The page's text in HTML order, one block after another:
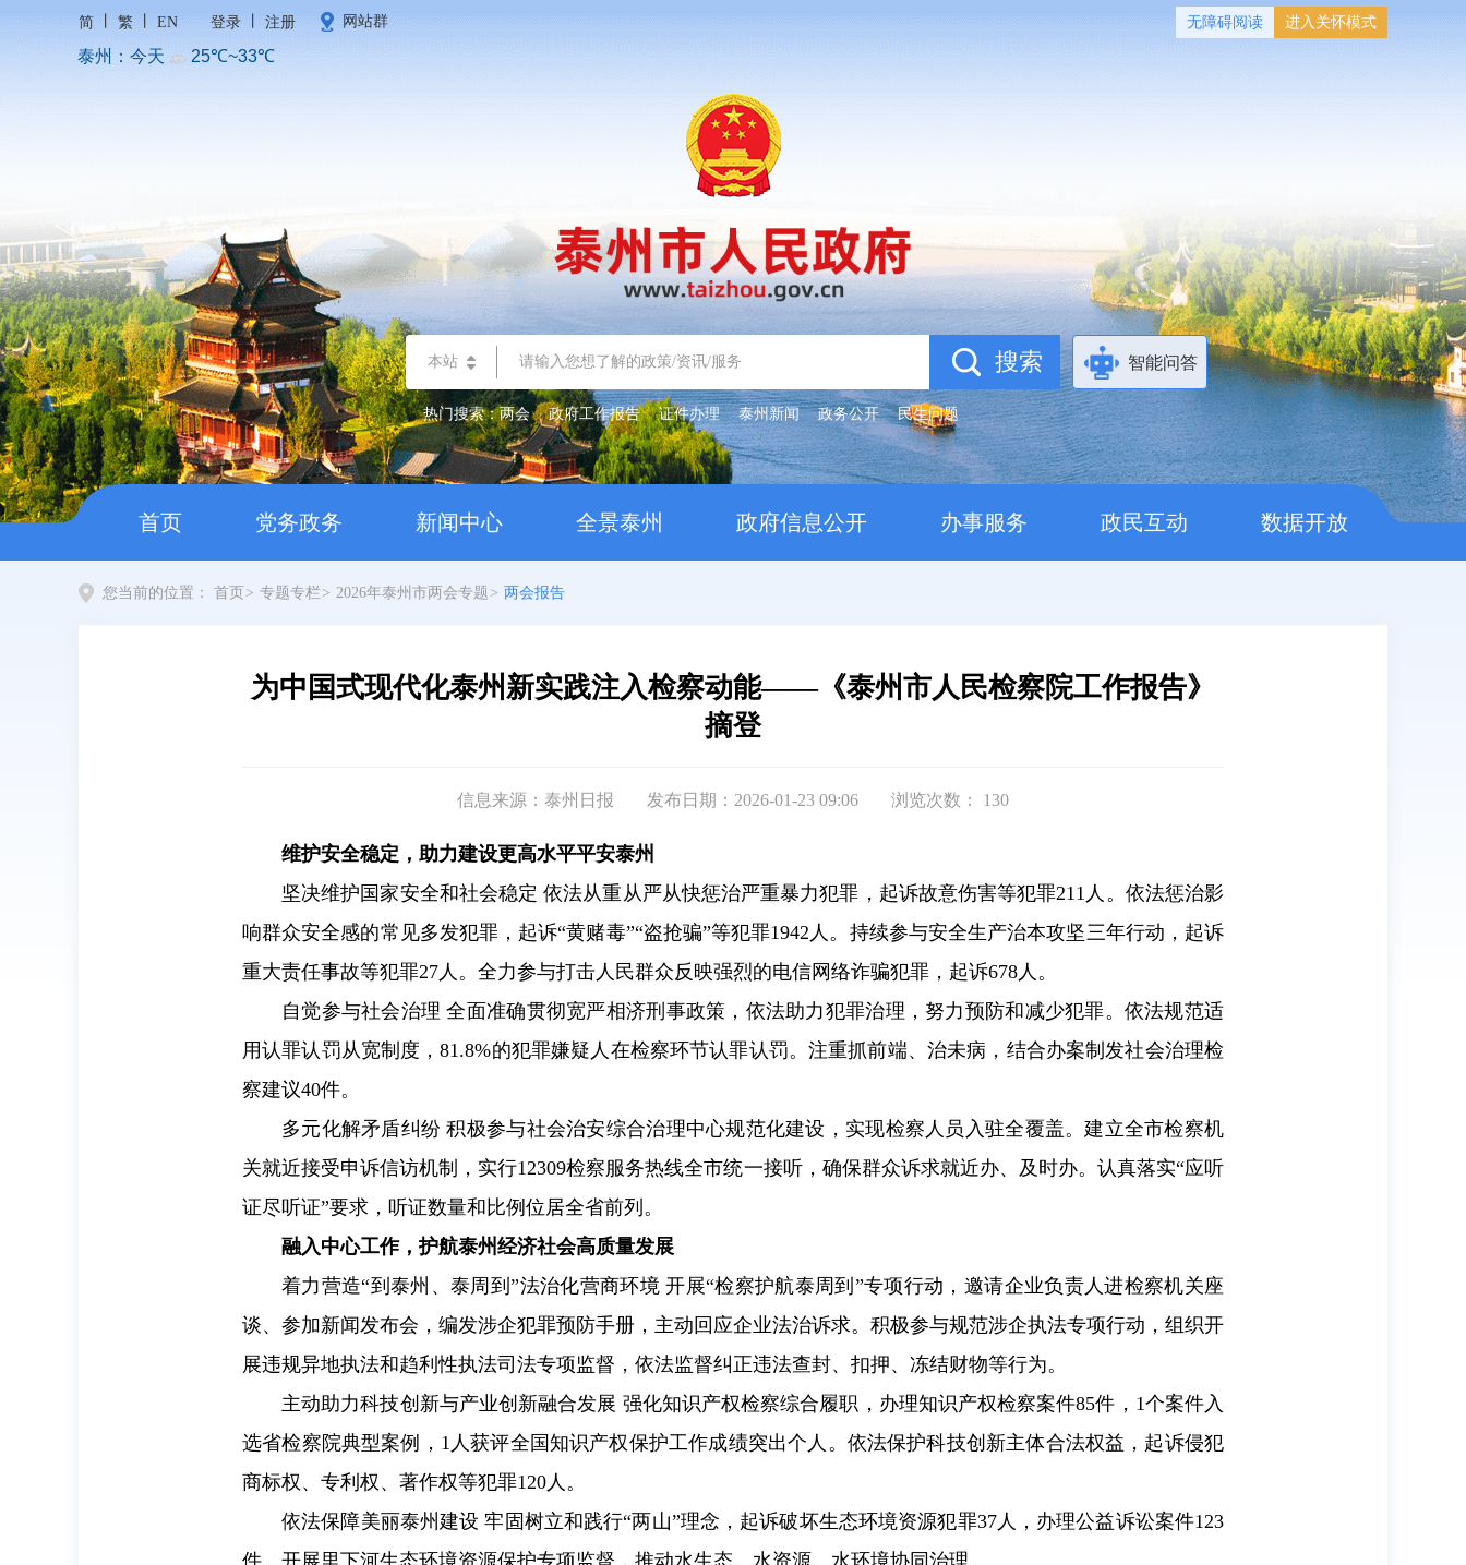
简 繁 EN 登录 注册 网站群 无障碍阅读 进入关怀模式
本站 智能问答
热门搜索：两会 政府工作报告 证件办理 泰州新闻 政务公开 民生问题
首页 党务政务 新闻中心 全景泰州 政府信息公开 办事服务 政民互动 数据开放
您当前的位置： 首页 > 专题专栏 > 2026年泰州市两会专题 > 两会报告
为中国式现代化泰州新实践注入检察动能——《泰州市人民检察院工作报告》
摘登
信息来源：泰州日报 发布日期：2026-01-23 09:06 浏览次数： 130
维护安全稳定，助力建设更高水平平安泰州
坚决维护国家安全和社会稳定 依法从重从严从快惩治严重暴力犯罪，起诉故意伤害等犯罪211人。依法惩治影
响群众安全感的常见多发犯罪，起诉“黄赌毒”“盗抢骗”等犯罪1942人。持续参与安全生产治本攻坚三年行动，起诉
重大责任事故等犯罪27人。全力参与打击人民群众反映强烈的电信网络诈骗犯罪，起诉678人。
自觉参与社会治理 全面准确贯彻宽严相济刑事政策，依法助力犯罪治理，努力预防和减少犯罪。依法规范适
用认罪认罚从宽制度，81.8%的犯罪嫌疑人在检察环节认罪认罚。注重抓前端、治未病，结合办案制发社会治理检
察建议40件。
多元化解矛盾纠纷 积极参与社会治安综合治理中心规范化建设，实现检察人员入驻全覆盖。建立全市检察机
关就近接受申诉信访机制，实行12309检察服务热线全市统一接听，确保群众诉求就近办、及时办。认真落实“应听
证尽听证”要求，听证数量和比例位居全省前列。
融入中心工作，护航泰州经济社会高质量发展
着力营造“到泰州、泰周到”法治化营商环境 开展“检察护航泰周到”专项行动，邀请企业负责人进检察机关座
谈、参加新闻发布会，编发涉企犯罪预防手册，主动回应企业法治诉求。积极参与规范涉企执法专项行动，组织开
展违规异地执法和趋利性执法司法专项监督，依法监督纠正违法查封、扣押、冻结财物等行为。
主动助力科技创新与产业创新融合发展 强化知识产权检察综合履职，办理知识产权检察案件85件，1个案件入
选省检察院典型案例，1人获评全国知识产权保护工作成绩突出个人。依法保护科技创新主体合法权益，起诉侵犯
商标权、专利权、著作权等犯罪120人。
依法保障美丽泰州建设 牢固树立和践行“两山”理念，起诉破坏生态环境资源犯罪37人，办理公益诉讼案件123
件。开展里下河生态环境资源保护专项监督，推动水生态、水资源、水环境协同治理。